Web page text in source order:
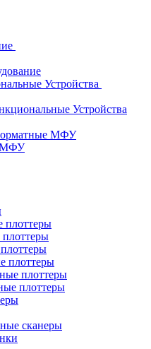
Устройства
Устройства
МФУ
МФУ
плоттеры
плоттеры
плоттеры
плоттеры
сканеры